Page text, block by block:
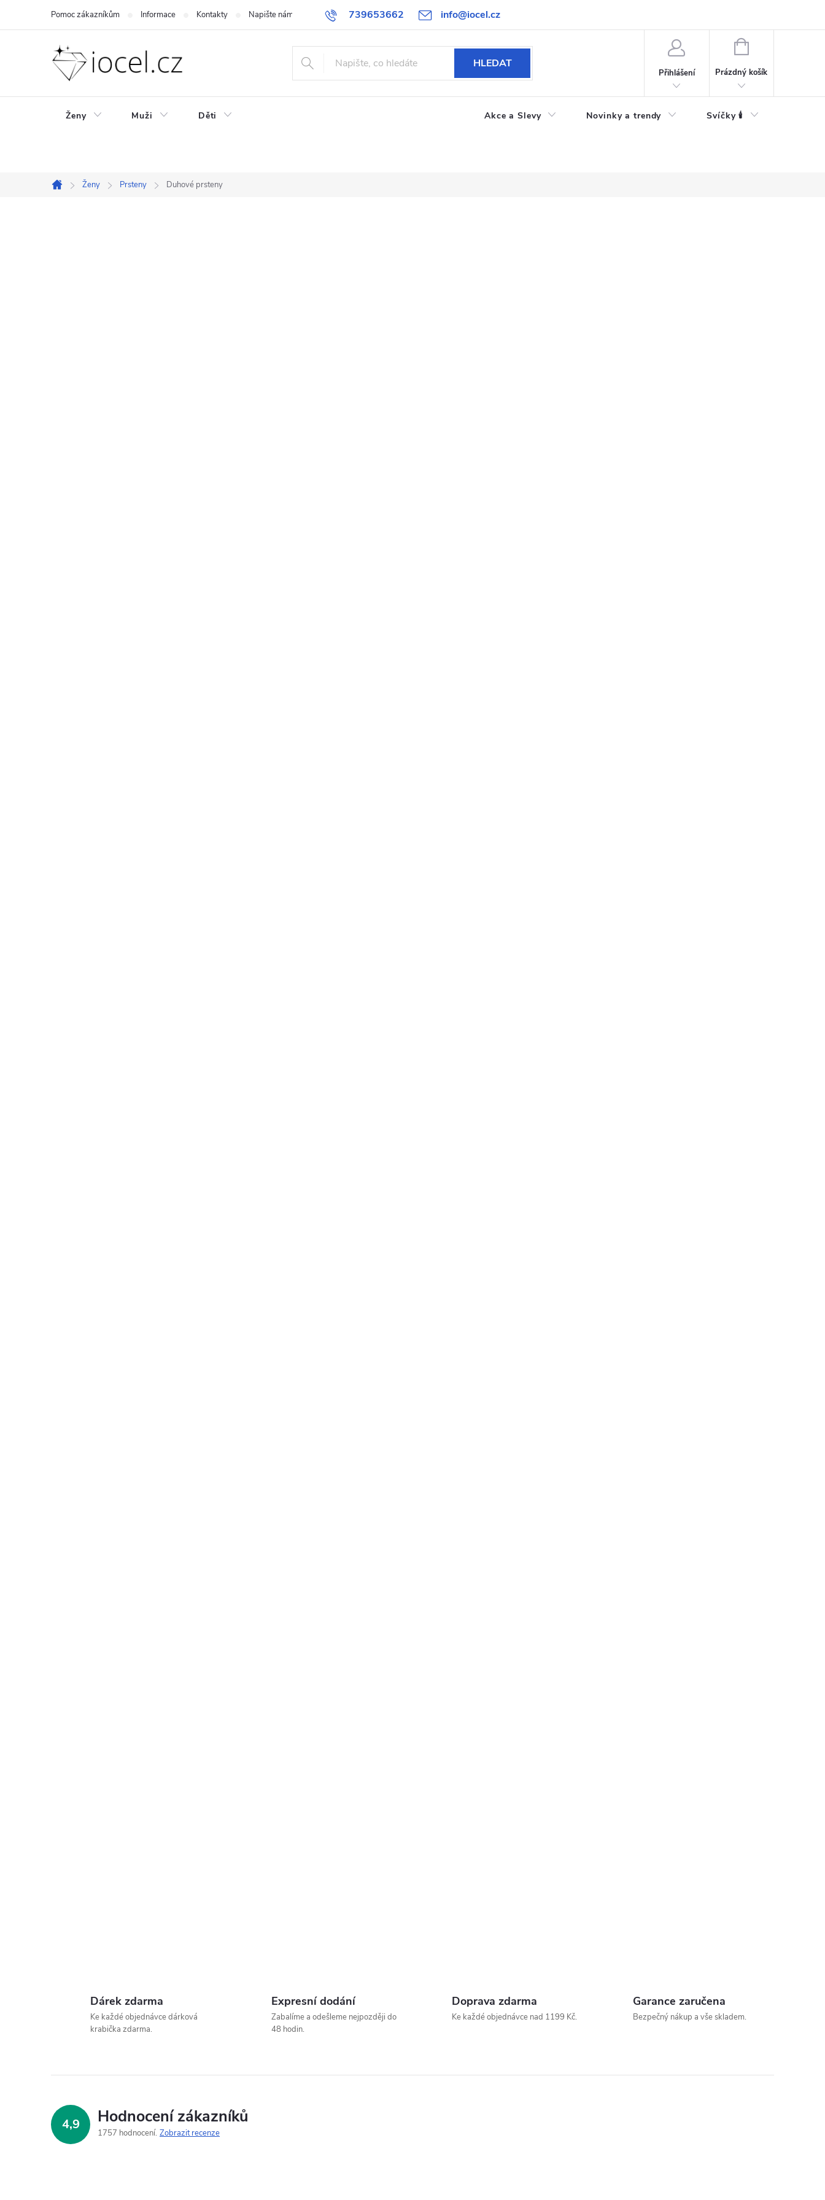
739653662 info@iocel.cz
Pomoc zákazníkům Informace Kontakty Napište nám Blog Obchodní podmínky Oblíbené Spolupráce
HLEDAT
Přihlášení
NÁKUPNÍ
Prázdný košík
Ženy Muži Děti Akce a Slevy Novinky a trendy Svíčky 🕯️
Domů
Ženy Prsteny Duhové prsteny
Dárek zdarma
Ke každé objednávce dárková
krabička zdarma.
Expresní dodání
Zabalíme a odešleme nejpozději do
48 hodin.
Doprava zdarma
Ke každé objednávce nad 1199 Kč.
Garance zaručena
Bezpečný nákup a vše skladem.
4,9 Hodnocení zákazníků
1757 hodnocení Zobrazit recenze